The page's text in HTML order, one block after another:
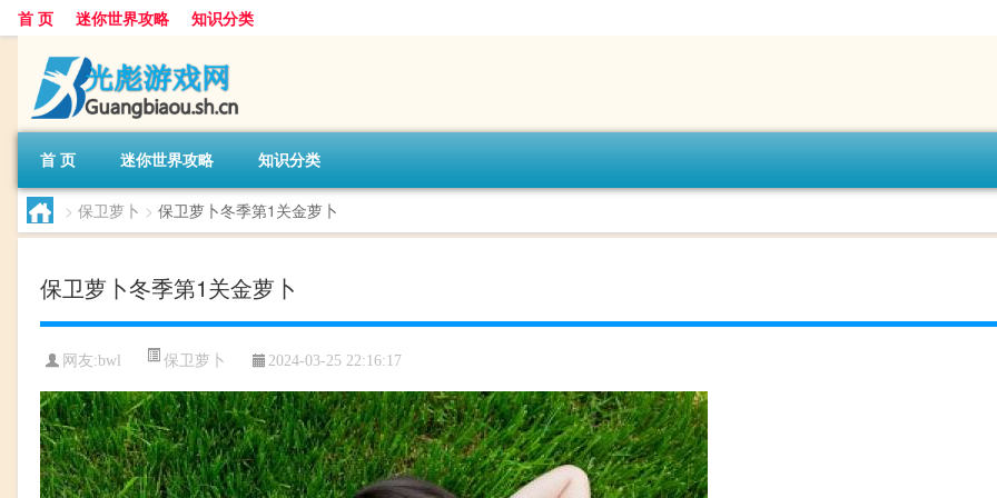
首 页 迷你世界攻略 知识分类
首 页 迷你世界攻略 知识分类
> 保卫萝卜 > 保卫萝卜冬季第1关金萝卜
保卫萝卜冬季第1关金萝卜
网友:bwl 保卫萝卜 2024-03-25 22:16:17